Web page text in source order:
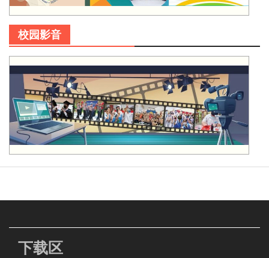
校园影音
下载区